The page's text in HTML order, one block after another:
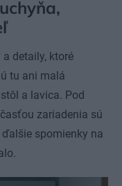
detaily, ktoré
tu ani malá
a lavica. Pod
zariadenia sú
spomienky na